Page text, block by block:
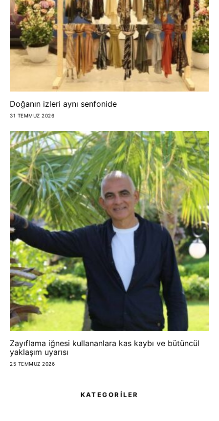
Doğanın izleri aynı senfonide
31 TEMMUZ 2026
Zayıflama iğnesi kullananlara kas kaybı ve bütüncül
yaklaşım uyarısı
25 TEMMUZ 2026
KATEGORİLER